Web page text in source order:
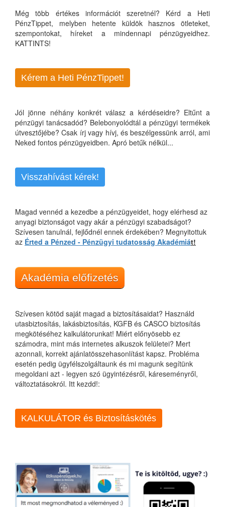
Még több értékes információt szeretnél? Kérd a Heti
PénzTippet, melyben hetente küldök hasznos ötleteket,
szempontokat, híreket a mindennapi pénzügyeidhez.
KATTINTS!
Kérem a Heti PénzTippet!
Jól jönne néhány konkrét válasz a kérdéseidre? Eltűnt a
pénzügyi tanácsadód? Belebonyolódtál a pénzügyi termékek
útvesztőjébe? Csak írj vagy hívj, és beszélgessünk arról, ami
Neked fontos pénzügyeidben. Apró betűk nélkül...
Visszahívást kérek!
Magad vennéd a kezedbe a pénzügyeidet, hogy elérhesd az
anyagi biztonságot vagy akár a pénzügyi szabadságot?
Szívesen tanulnál, fejlődnél ennek érdekében? Megnyitottuk
az Érted a Pénzed - Pénzügyi tudatosság Akadémiát!
Akadémia előfizetés
Szívesen kötöd saját magad a biztosításaidat? Használd
utasbiztosítás, lakásbiztosítás, KGFB és CASCO biztosítás
megkötéséhez kalkulátorunkat! Miért előnyösebb ez
számodra, mint más internetes alkuszok felületei? Mert
azonnali, korrekt ajánlatösszehasonlítást kapsz. Probléma
esetén pedig ügyfélszolgáltaunk és mi magunk segítünk
megoldani azt - legyen szó ügyintézésről, káreseményről,
változtatásokról. Itt kezdd!:
KALKULÁTOR és Biztosításkötés